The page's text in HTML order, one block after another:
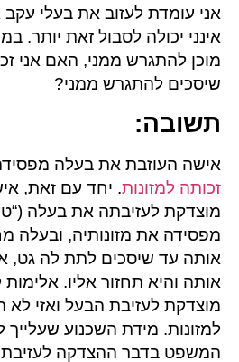
אני עומדת לעזוב את בעלי
אינני יכולה לסבול זאת יותר.
מוכן להתגרש ממני, האם אני
שיסכים להתגרש ממני?
תשובה:
אישה העוזבת את בעלה
זכותה למזונות. יחד עם זאת,
מוצדקת לעזיבתה את בעלה
מפסידה את מזונותיה, ובעלה
אותה עד שיסכים לתת לה גט,
אותה והיא תחזור אליו.
מוצדקת לעזיבת הבעל ואזי לא
למזונות. מידת השכנוע
המשפט בדבר ההצדקה לעזיבת